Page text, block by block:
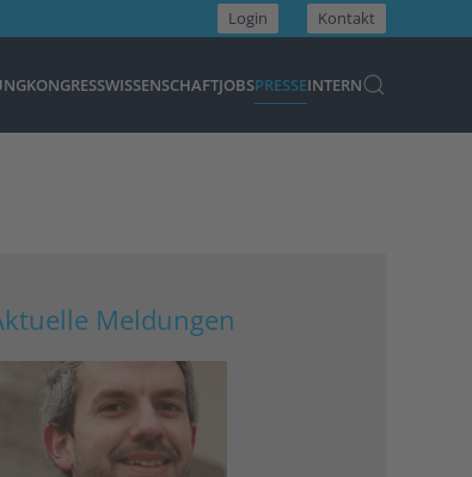
Login Kontakt
KONGRESSWISSENSCHAFTJOBSPRESSEINTERN
Meldungen